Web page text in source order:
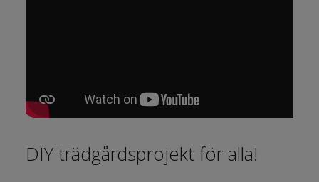
DIY trädgårdsprojekt för alla!